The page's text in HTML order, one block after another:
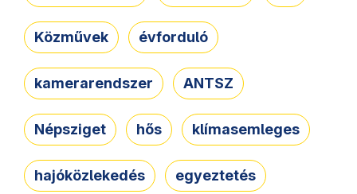
Közművek évforduló
kamerarendszer ANTSZ
Népsziget hős klímasemleges
hajóközlekedés egyeztetés